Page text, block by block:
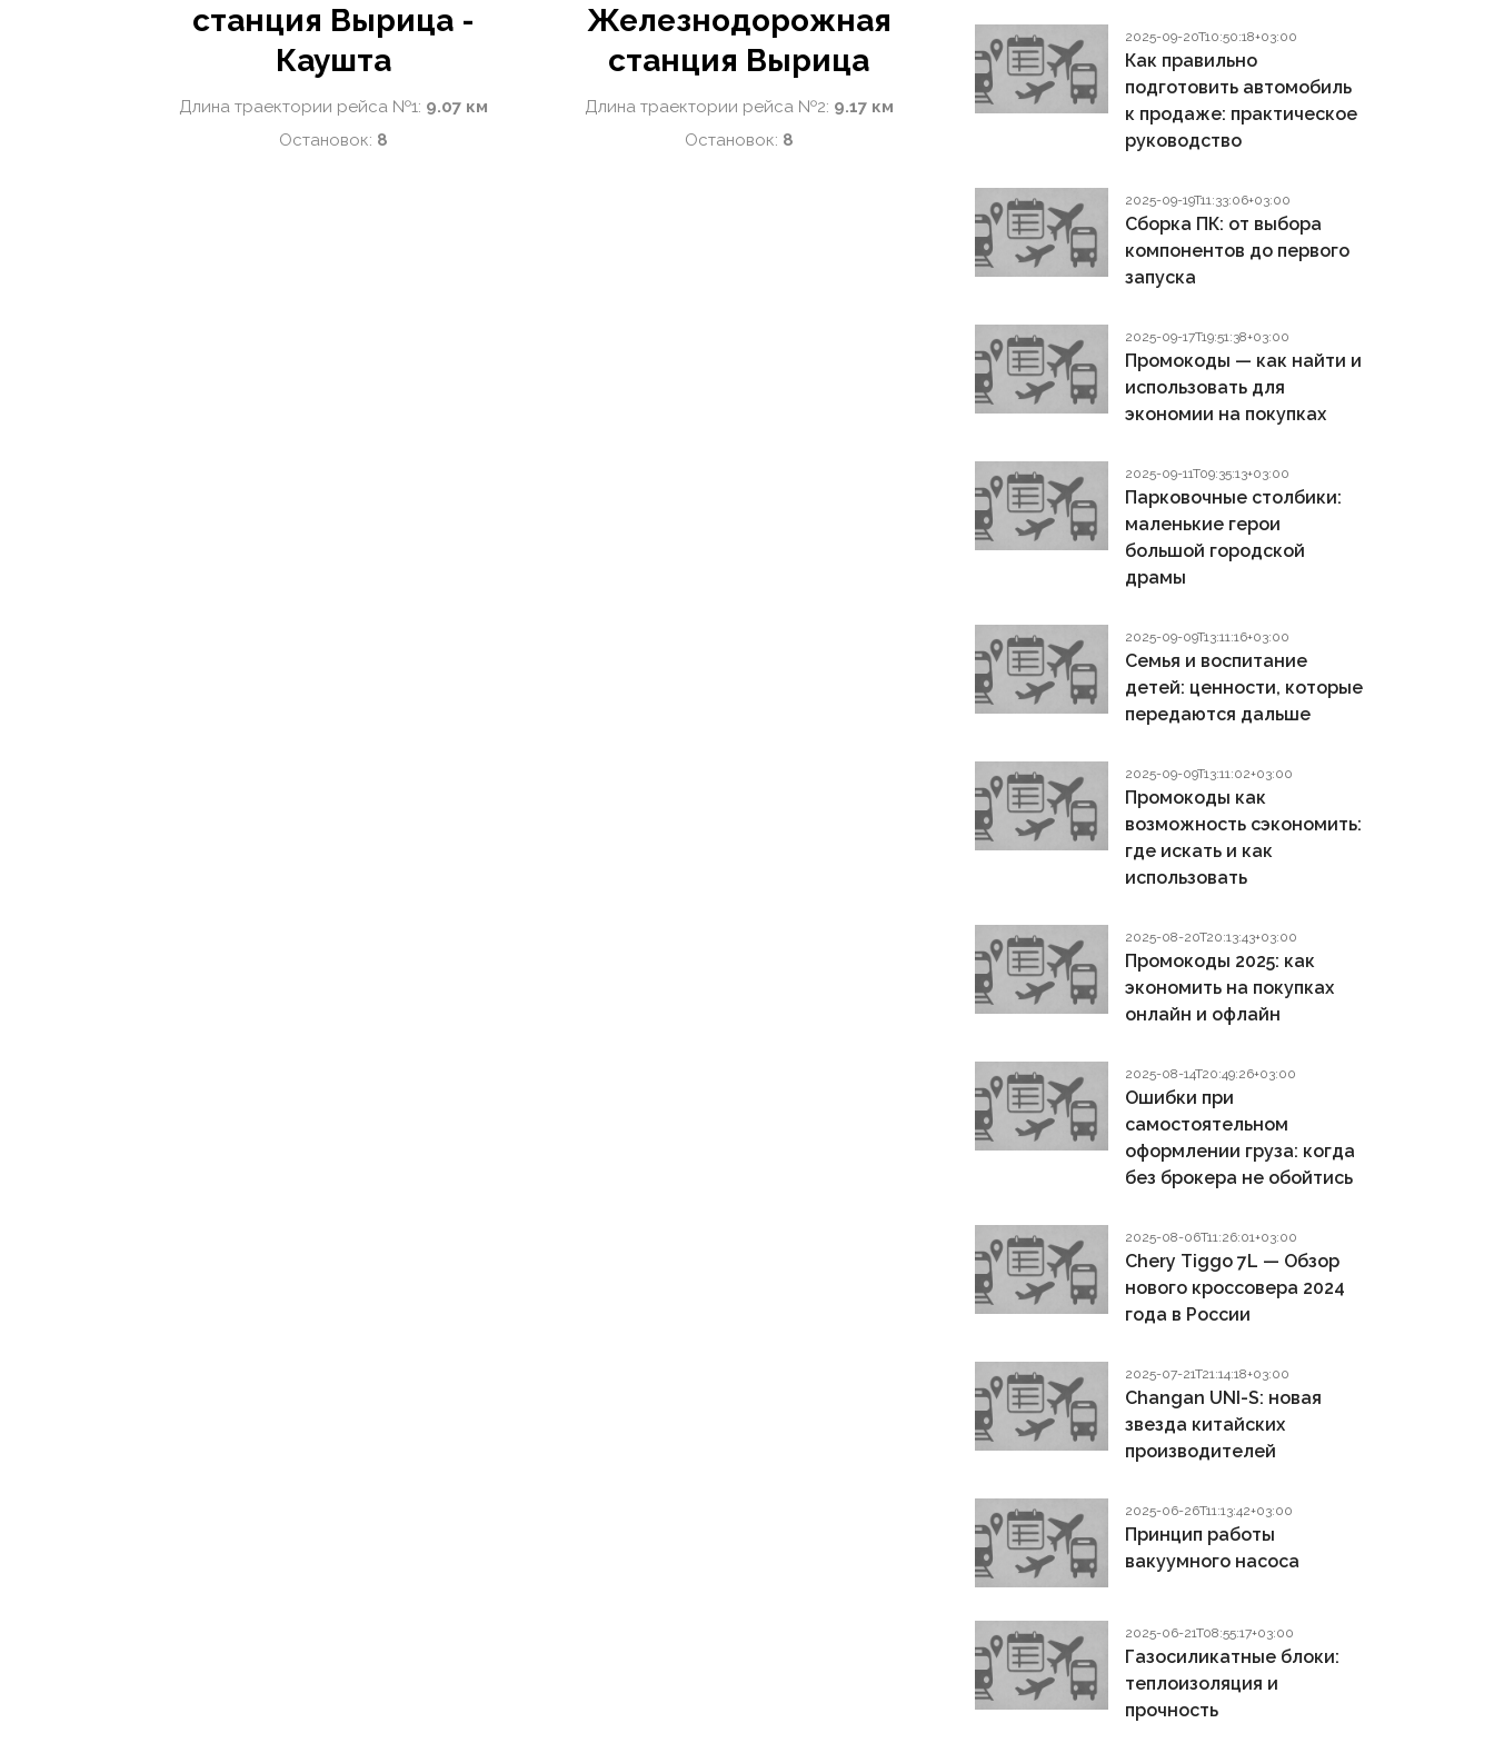
станция Вырица -
Каушта
Длина траектории рейса №1: 9.07 км
Остановок: 8
Железнодорожная
станция Вырица
Длина траектории рейса №2: 9.17 км
Остановок: 8
2025-09-20T10:50:18+03:00
Как правильно
подготовить автомобиль
к продаже: практическое
руководство
2025-09-19T11:33:06+03:00
Сборка ПК: от выбора
компонентов до первого
запуска
2025-09-17T19:51:38+03:00
Промокоды — как найти и
использовать для
экономии на покупках
2025-09-11T09:35:13+03:00
Парковочные столбики:
маленькие герои
большой городской
драмы
2025-09-09T13:11:16+03:00
Семья и воспитание
детей: ценности, которые
передаются дальше
2025-09-09T13:11:02+03:00
Промокоды как
возможность сэкономить:
где искать и как
использовать
2025-08-20T20:13:43+03:00
Промокоды 2025: как
экономить на покупках
онлайн и офлайн
2025-08-14T20:49:26+03:00
Ошибки при
самостоятельном
оформлении груза: когда
без брокера не обойтись
2025-08-06T11:26:01+03:00
Chery Tiggo 7L — Обзор
нового кроссовера 2024
года в России
2025-07-21T21:14:18+03:00
Changan UNI-S: новая
звезда китайских
производителей
2025-06-26T11:13:42+03:00
Принцип работы
вакуумного насоса
2025-06-21T08:55:17+03:00
Газосиликатные блоки:
теплоизоляция и
прочность